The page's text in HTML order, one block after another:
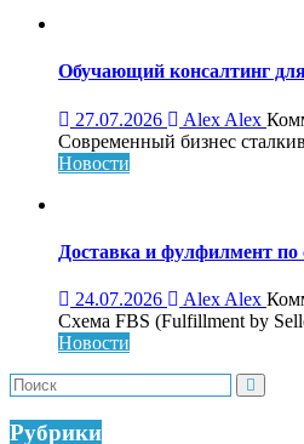
Обучающий консалтинг для
27.07.2026 Alex Alex
Современный бизнес
Новости
Доставка и фулфилмент по
24.07.2026 Alex Alex
Схема FBS (Fulfillment by
Новости
Рубрики